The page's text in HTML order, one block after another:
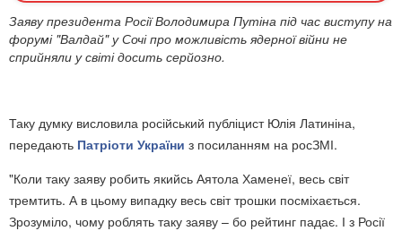
Заяву президента Росії Володимира Путіна під час виступу на
форумі "Валдай" у Сочі про можливість ядерної війни не
сприйняли у світі досить серйозно.
Таку думку висловила російський публіцист Юлія Латиніна,
передають Патріоти України з посиланням на росЗМІ.
"Коли таку заяву робить якийсь Аятола Хаменеї, весь світ
тремтить. А в цьому випадку весь світ трошки посміхається.
Зрозуміло, чому роблять таку заяву – бо рейтинг падає. І з Росії